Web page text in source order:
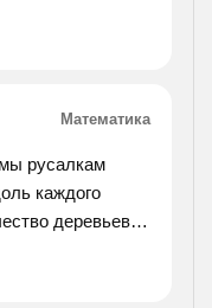
Математика
русалкам
каждого
деревьев.